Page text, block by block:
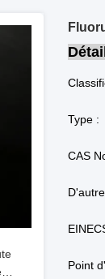
Type :
CAS
Point